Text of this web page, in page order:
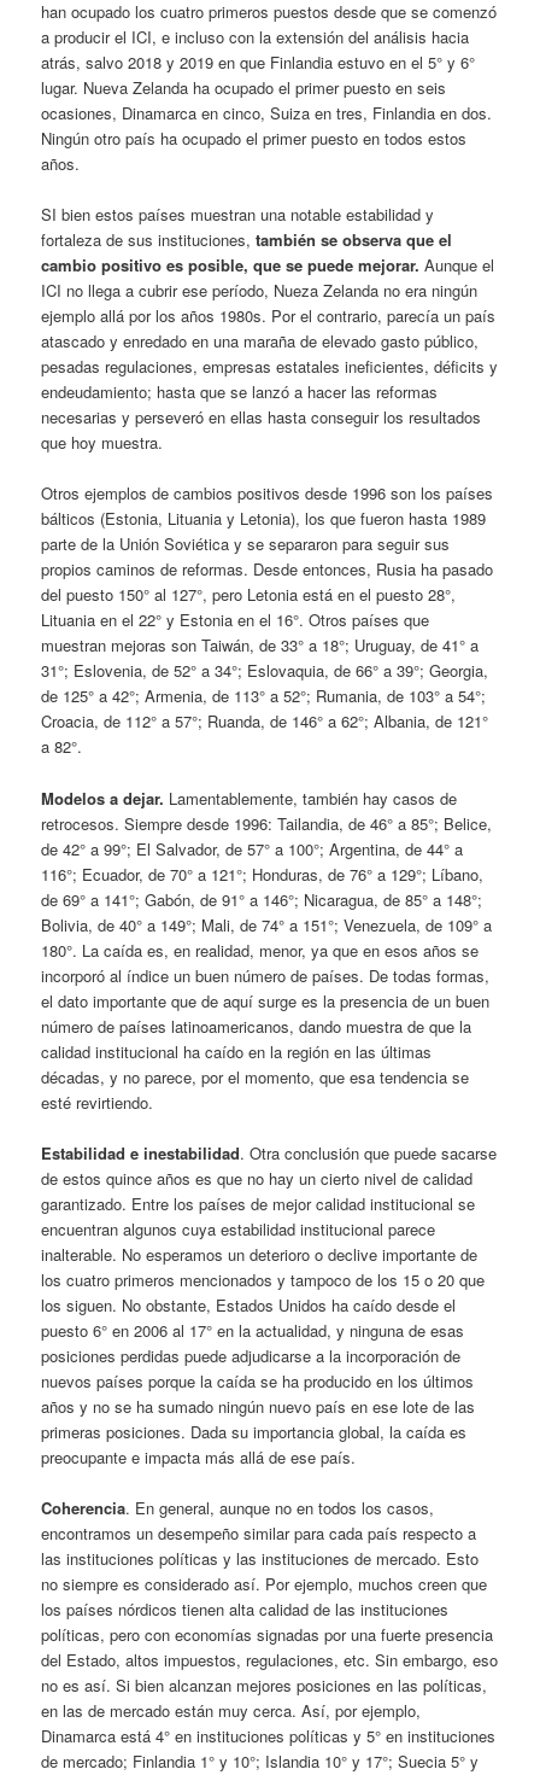
han ocupado los cuatro primeros puestos desde que se comenzó
a producir el ICI, e incluso con la extensión del análisis hacia
atrás, salvo 2018 y 2019 en que Finlandia estuvo en el 5° y 6°
lugar. Nueva Zelanda ha ocupado el primer puesto en seis
ocasiones, Dinamarca en cinco, Suiza en tres, Finlandia en dos.
Ningún otro país ha ocupado el primer puesto en todos estos
años.
SI bien estos países muestran una notable estabilidad y
fortaleza de sus instituciones,también se observa que el
cambio positivo es posible, que se puede mejorar.Aunque el
ICI no llega a cubrir ese período, Nueza Zelanda no era ningún
ejemplo allá por los años 1980s. Por el contrario, parecía un país
atascado y enredado en una maraña de elevado gasto público,
pesadas regulaciones, empresas estatales ineficientes, déficits y
endeudamiento; hasta que se lanzó a hacer las reformas
necesarias y perseveró en ellas hasta conseguir los resultados
que hoy muestra.
Otros ejemplos de cambios positivos desde 1996 son los países
bálticos (Estonia, Lituania y Letonia), los que fueron hasta 1989
parte de la Unión Soviética y se separaron para seguir sus
propios caminos de reformas. Desde entonces, Rusia ha pasado
del puesto 150° al 127°, pero Letonia está en el puesto 28°,
Lituania en el 22° y Estonia en el 16°. Otros países que
muestran mejoras son Taiwán, de 33° a 18°; Uruguay, de 41° a
31°; Eslovenia, de 52° a 34°; Eslovaquia, de 66° a 39°; Georgia,
de 125° a 42°; Armenia, de 113° a 52°; Rumania, de 103° a 54°;
Croacia, de 112° a 57°; Ruanda, de 146° a 62°; Albania, de 121°
a 82°.
Modelos a dejar. Lamentablemente, también hay casos de
retrocesos. Siempre desde 1996: Tailandia, de 46° a 85°; Belice,
de 42° a 99°; El Salvador, de 57° a 100°; Argentina, de 44° a
116°; Ecuador, de 70° a 121°; Honduras, de 76° a 129°; Líbano,
de 69° a 141°; Gabón, de 91° a 146°; Nicaragua, de 85° a 148°;
Bolivia, de 40° a 149°; Mali, de 74° a 151°; Venezuela, de 109° a
180°. La caída es, en realidad, menor, ya que en esos años se
incorporó al índice un buen número de países. De todas formas,
el dato importante que de aquí surge es la presencia de un buen
número de países latinoamericanos, dando muestra de que la
calidad institucional ha caído en la región en las últimas
décadas, y no parece, por el momento, que esa tendencia se
esté revirtiendo.
Estabilidad e inestabilidad. Otra conclusión que puede sacarse
de estos quince años es que no hay un cierto nivel de calidad
garantizado. Entre los países de mejor calidad institucional se
encuentran algunos cuya estabilidad institucional parece
inalterable. No esperamos un deterioro o declive importante de
los cuatro primeros mencionados y tampoco de los 15 o 20 que
los siguen. No obstante, Estados Unidos ha caído desde el
puesto 6° en 2006 al 17° en la actualidad, y ninguna de esas
posiciones perdidas puede adjudicarse a la incorporación de
nuevos países porque la caída se ha producido en los últimos
años y no se ha sumado ningún nuevo país en ese lote de las
primeras posiciones. Dada su importancia global, la caída es
preocupante e impacta más allá de ese país.
Coherencia. En general, aunque no en todos los casos,
encontramos un desempeño similar para cada país respecto a
las instituciones políticas y las instituciones de mercado. Esto
no siempre es considerado así. Por ejemplo, muchos creen que
los países nórdicos tienen alta calidad de las instituciones
políticas, pero con economías signadas por una fuerte presencia
del Estado, altos impuestos, regulaciones, etc. Sin embargo, eso
no es así. Si bien alcanzan mejores posiciones en las políticas,
en las de mercado están muy cerca. Así, por ejemplo,
Dinamarca está 4° en instituciones políticas y 5° en instituciones
de mercado; Finlandia 1° y 10°; Islandia 10° y 17°; Suecia 5° y